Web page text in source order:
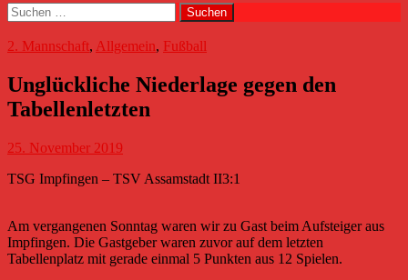
Suchen
nach:
2. Mannschaft, Allgemein, Fußball
Unglückliche Niederlage gegen den
Tabellenletzten
25. November 2019
TSG Impfingen – TSV Assamstadt II3:1
Am vergangenen Sonntag waren wir zu Gast beim Aufsteiger aus
Impfingen. Die Gastgeber waren zuvor auf dem letzten
Tabellenplatz mit gerade einmal 5 Punkten aus 12 Spielen.